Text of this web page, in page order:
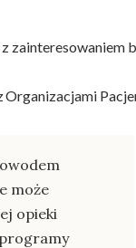
może
opieki